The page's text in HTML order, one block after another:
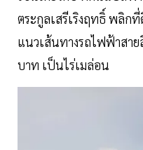
ตระกูลเสรีเริงฤทธิ์ พลิก
แนวเส้นทางรถไฟฟ้าสาย
บาท เป็นไร่เมล่อน